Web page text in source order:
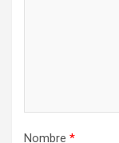
Nombre *